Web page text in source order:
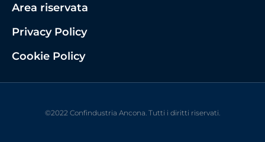
Area riservata
Privacy Policy
Cookie Policy
©2022 Confindustria Ancona. Tutti i diritti riservati.